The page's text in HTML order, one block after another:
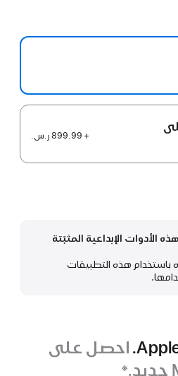
+ 899.99 ر.س.‏
الأدوات الإبداعية المثبّتة
هذه التطبيقات
احصل على
※